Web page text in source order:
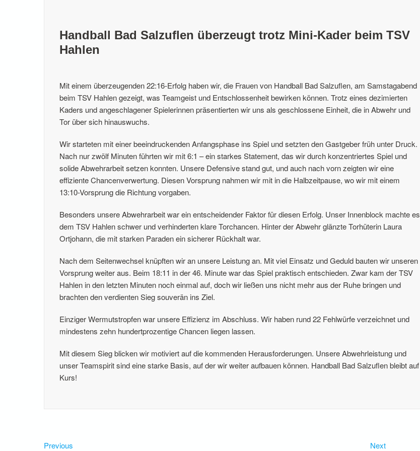
Handball Bad Salzuflen überzeugt trotz Mini-Kader beim TSV
Hahlen
Mit einem überzeugenden 22:16-Erfolg haben wir, die Frauen von Handball Bad Salzuflen, am Samstagabend
beim TSV Hahlen gezeigt, was Teamgeist und Entschlossenheit bewirken können. Trotz eines dezimierten
Kaders und angeschlagener Spielerinnen präsentierten wir uns als geschlossene Einheit, die in Abwehr und
Tor über sich hinauswuchs.
Wir starteten mit einer beeindruckenden Anfangsphase ins Spiel und setzten den Gastgeber früh unter Druck.
Nach nur zwölf Minuten führten wir mit 6:1 – ein starkes Statement, das wir durch konzentriertes Spiel und
solide Abwehrarbeit setzen konnten. Unsere Defensive stand gut, und auch nach vorn zeigten wir eine
effiziente Chancenverwertung. Diesen Vorsprung nahmen wir mit in die Halbzeitpause, wo wir mit einem
13:10-Vorsprung die Richtung vorgaben.
Besonders unsere Abwehrarbeit war ein entscheidender Faktor für diesen Erfolg. Unser Innenblock machte es
dem TSV Hahlen schwer und verhinderten klare Torchancen. Hinter der Abwehr glänzte Torhüterin Laura
Ortjohann, die mit starken Paraden ein sicherer Rückhalt war.
Nach dem Seitenwechsel knüpften wir an unsere Leistung an. Mit viel Einsatz und Geduld bauten wir unseren
Vorsprung weiter aus. Beim 18:11 in der 46. Minute war das Spiel praktisch entschieden. Zwar kam der TSV
Hahlen in den letzten Minuten noch einmal auf, doch wir ließen uns nicht mehr aus der Ruhe bringen und
brachten den verdienten Sieg souverän ins Ziel.
Einziger Wermutstropfen war unsere Effizienz im Abschluss. Wir haben rund 22 Fehlwürfe verzeichnet und
mindestens zehn hundertprozentige Chancen liegen lassen.
Mit diesem Sieg blicken wir motiviert auf die kommenden Herausforderungen. Unsere Abwehrleistung und
unser Teamspirit sind eine starke Basis, auf der wir weiter aufbauen können. Handball Bad Salzuflen bleibt auf
Kurs!
Beitragsnavigation
Previous NextNext